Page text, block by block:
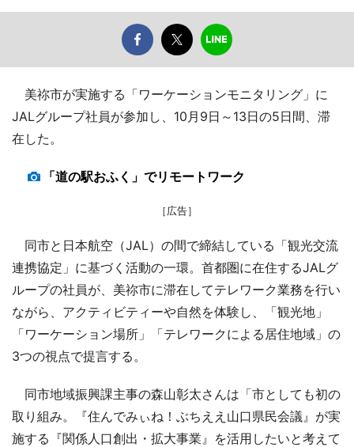
美祢市が実施する「ワーケーションモニタリング」に
JALグループ社員が参加し、10月9日～13日の5日間、滞
在した。
「道の駅おふく」でリモートワーク
［広告］
同市と日本航空（JAL）の間で締結している「観光交流
連携協定」に基づく活動の一環。首都圏に在住するJALグ
ループの社員が、美祢市に滞在してテレワーク業務を行い
ながら、アクティビティーや自然を体験し、「観光地」
「ワーケーション場所」「テレワークによる居住地域」の
3つの視点で提言する。
同市地域振興課主事の森山彰太さんは「市としても初の
取り組み。『住んでみぃね！ぶちええ山口県民会議』が実
施する『関係人口創出・拡大事業』を活用したいと考えて